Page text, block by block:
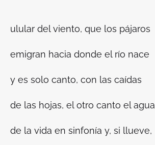
ulular del viento, que los pájaros
emigran hacia donde el río nace
y es solo canto, con las caídas
de las hojas, el otro canto el agua
de la vida en sinfonía y, si llueve,